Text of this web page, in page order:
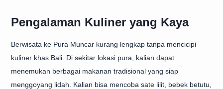
Pengalaman Kuliner yang Kaya
Berwisata ke Pura Muncar kurang lengkap tanpa mencicipi
kuliner khas Bali. Di sekitar lokasi pura, kalian dapat
menemukan berbagai makanan tradisional yang siap
menggoyang lidah. Kalian bisa mencoba sate lilit, bebek betutu,